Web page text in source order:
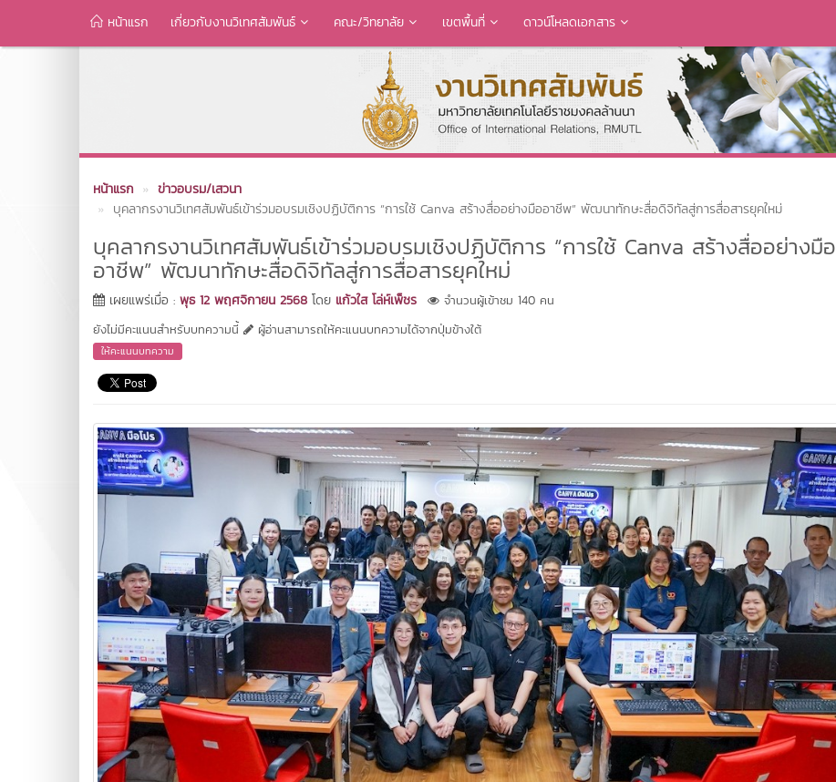
หน้าแรก เกี่ยวกับงานวิเทศสัมพันธ์ คณะ/วิทยาลัย เขตพื้นที่ ดาวน์โหลดเอกสาร
หน้าแรก
ข่าวอบรม/เสวนา
บุคลากรงานวิเทศสัมพันธ์เข้าร่วมอบรมเชิงปฏิบัติการ “การใช้ Canva สร้างสื่ออย่างมืออาชีพ” พัฒนาทักษะสื่อดิจิทัลสู่การสื่อสารยุคใหม่
บุคลากรงานวิเทศสัมพันธ์เข้าร่วมอบรมเชิงปฏิบัติการ “การใช้ Canva สร้างสื่ออย่างมือ
อาชีพ” พัฒนาทักษะสื่อดิจิทัลสู่การสื่อสารยุคใหม่
เผยแพร่เมื่อ : พุธ 12 พฤศจิกายน 2568 โดย แก้วใส โล่ห์เพ็ชร
จำนวนผู้เข้าชม 140 คน
ยังไม่มีคะแนนสำหรับบทความนี้
ผู้อ่านสามารถให้คะแนนบทความได้จากปุ่มข้างใต้
ให้คะแนนบทความ